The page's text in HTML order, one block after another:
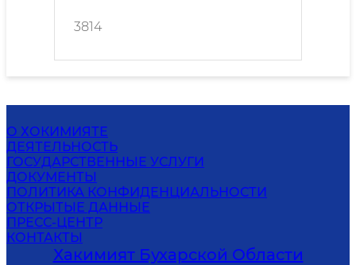
3814
О ХОКИМИЯТЕ
ДЕЯТЕЛЬНОСТЬ
ГОСУДАРСТВЕННЫЕ УСЛУГИ
ДОКУМЕНТЫ
ПОЛИТИКА КОНФИДЕНЦИАЛЬНОСТИ
ОТКРЫТЫЕ ДАННЫЕ
ПРЕСС-ЦЕНТР
КОНТАКТЫ
Хакимият Бухарской Области